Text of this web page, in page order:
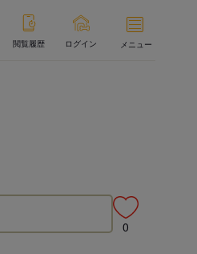
閲覧履歴 ログイン メニュー
0